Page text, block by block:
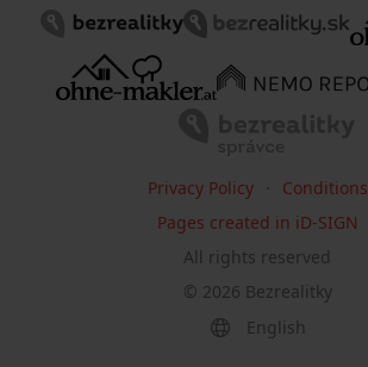
© 2026 Bezrealitky
All rights reserved
Privacy Policy
Conditions
Pages created in iD-SIGN
English